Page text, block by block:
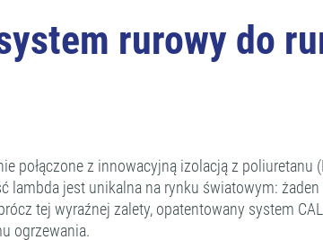
rurowy do
połączone z innowacyjną izolacją z poliuretanu
lambda jest unikalna na rynku światowym:
tej wyraźnej zalety, opatentowany system
ogrzewania.